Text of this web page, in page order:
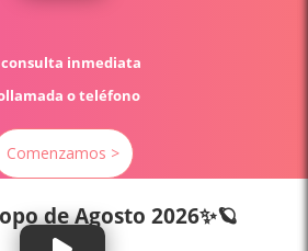
inmediata
o teléfono
Comenzamos >
deAgosto 2026✨🪐